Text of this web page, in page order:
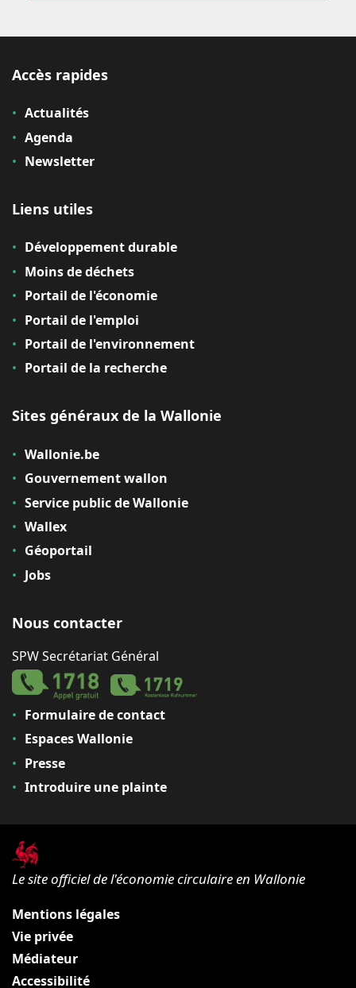
Accès rapides
Actualités
Agenda
Newsletter
Liens utiles
Développement durable
Moins de déchets
Portail de l'économie
Portail de l'emploi
Portail de l'environnement
Portail de la recherche
Sites généraux de la Wallonie
Wallonie.be
Gouvernement wallon
Service public de Wallonie
Wallex
Géoportail
Jobs
Nous contacter
SPW Secrétariat Général
Formulaire de contact
Espaces Wallonie
Presse
Introduire une plainte
Le site officiel de l'économie circulaire en Wallonie
Mentions légales
Vie privée
Médiateur
Accessibilité